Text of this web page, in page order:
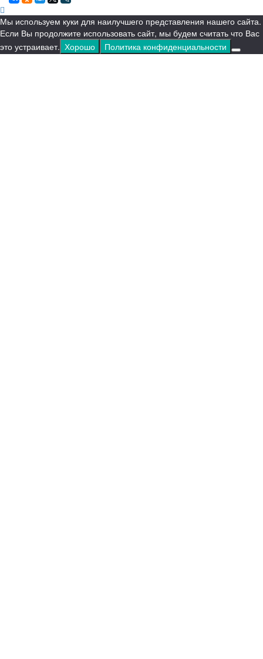
Мы используем куки для наилучшего представления нашего сайта.
Если Вы продолжите использовать сайт, мы будем считать что Вас
это устраивает. Хорошо Политика конфиденциальности